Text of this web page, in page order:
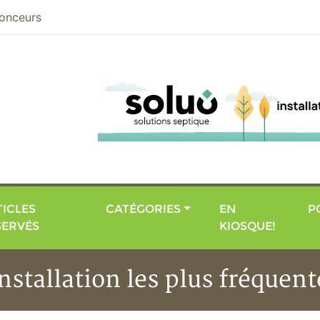
CATÉGORIES
EN
KIOSQUE!
les plus